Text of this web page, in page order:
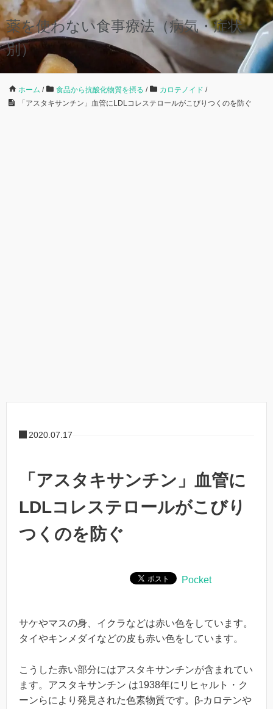
薬を使わない食事療法（病気・症状
別）
ホーム / 食品から抗酸化物質を摂る / カロテノイド /
「アスタキサンチン」血管にLDLコレステロールがこびりつくのを防ぐ
2020.07.17
「アスタキサンチン」血管に
LDLコレステロールがこびり
つくのを防ぐ
Pocket
サケやマスの身、イクラなどは赤い色をしています。
タイやキンメダイなどの皮も赤い色をしています。
こうした赤い部分にはアスタキサンチンが含まれてい
ます。アスタキサンチン は1938年にリヒャルト・ク
ーンらにより発見された色素物質です。β-カロテンや